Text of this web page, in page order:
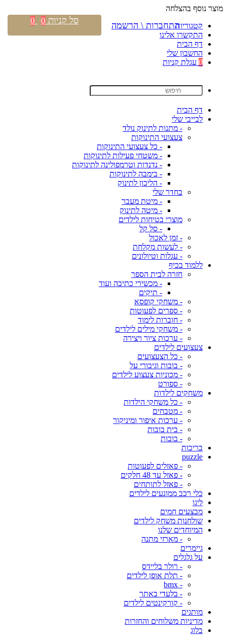
מוצר נוסף בהצלחה
קטגוריות
התקשרו אלינו
דף הבית
החשבון שלי
0 עגלת קניות
דף הבית
לבייבי שלי
- מתנות לתינוק נולד
צעצועי התינוקות
- כל צעצועי התינוקות
- משטחי פעילות לתינוקות
- נדנדות וטרמפולינה לתינוקות
- בימבה לתינוקות
- הליכון לתינוק
בחדר שלי
- מיטת מעבר
- מיטה לתינוק
מוצרי בטיחות לילדים
- סל קל
- זמן לאכול
- לעשות מקלחת
- עגלות וטיולונים
ללמוד בכיף
חזרה לבית הספר
- מכשירי כתיבה ועוד
- תיקים
- משחקי קופסא
- ספרים לפעוטות
- חוברות לימוד
- משחקי מילים לילדים
- ערכות ציור ויצירה
צעצועים לילדים
- כל הצעצועים
- בובות וגיבורי על
- מכוניות צעצוע לילדים
- ספורט
משחקים לילדות
- כל משחקי הילדות
- מטבחים
- ערכות איפור ומיניקור
- בית בובות
- בובות
בריכות
puzzle
- פאזלים לפעוטות
- פאזל עד 48 חלקים
- פאזל לתותחים
כלי רכב ממונעים לילדים
ליגו
מבצעים חמים
שולחנות משחק לילדים
המיוחדים שלנו
- מארזי מתנה
גיימרים
על גלגלים
- רולר בליידס
- תלת אופן לילדים
- bmx
- בלעדי באתר
- קורקינטים לילדים
מותגים
מדיניות משלוחים והחזרות
בלוג
התחברות \ הרשמה סל קניות 0
0